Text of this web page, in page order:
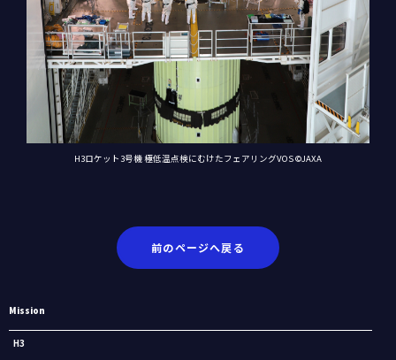
H3ロケット3号機 極低温点検にむけたフェアリングVOS ©JAXA
前のページへ戻る
Mission
H3